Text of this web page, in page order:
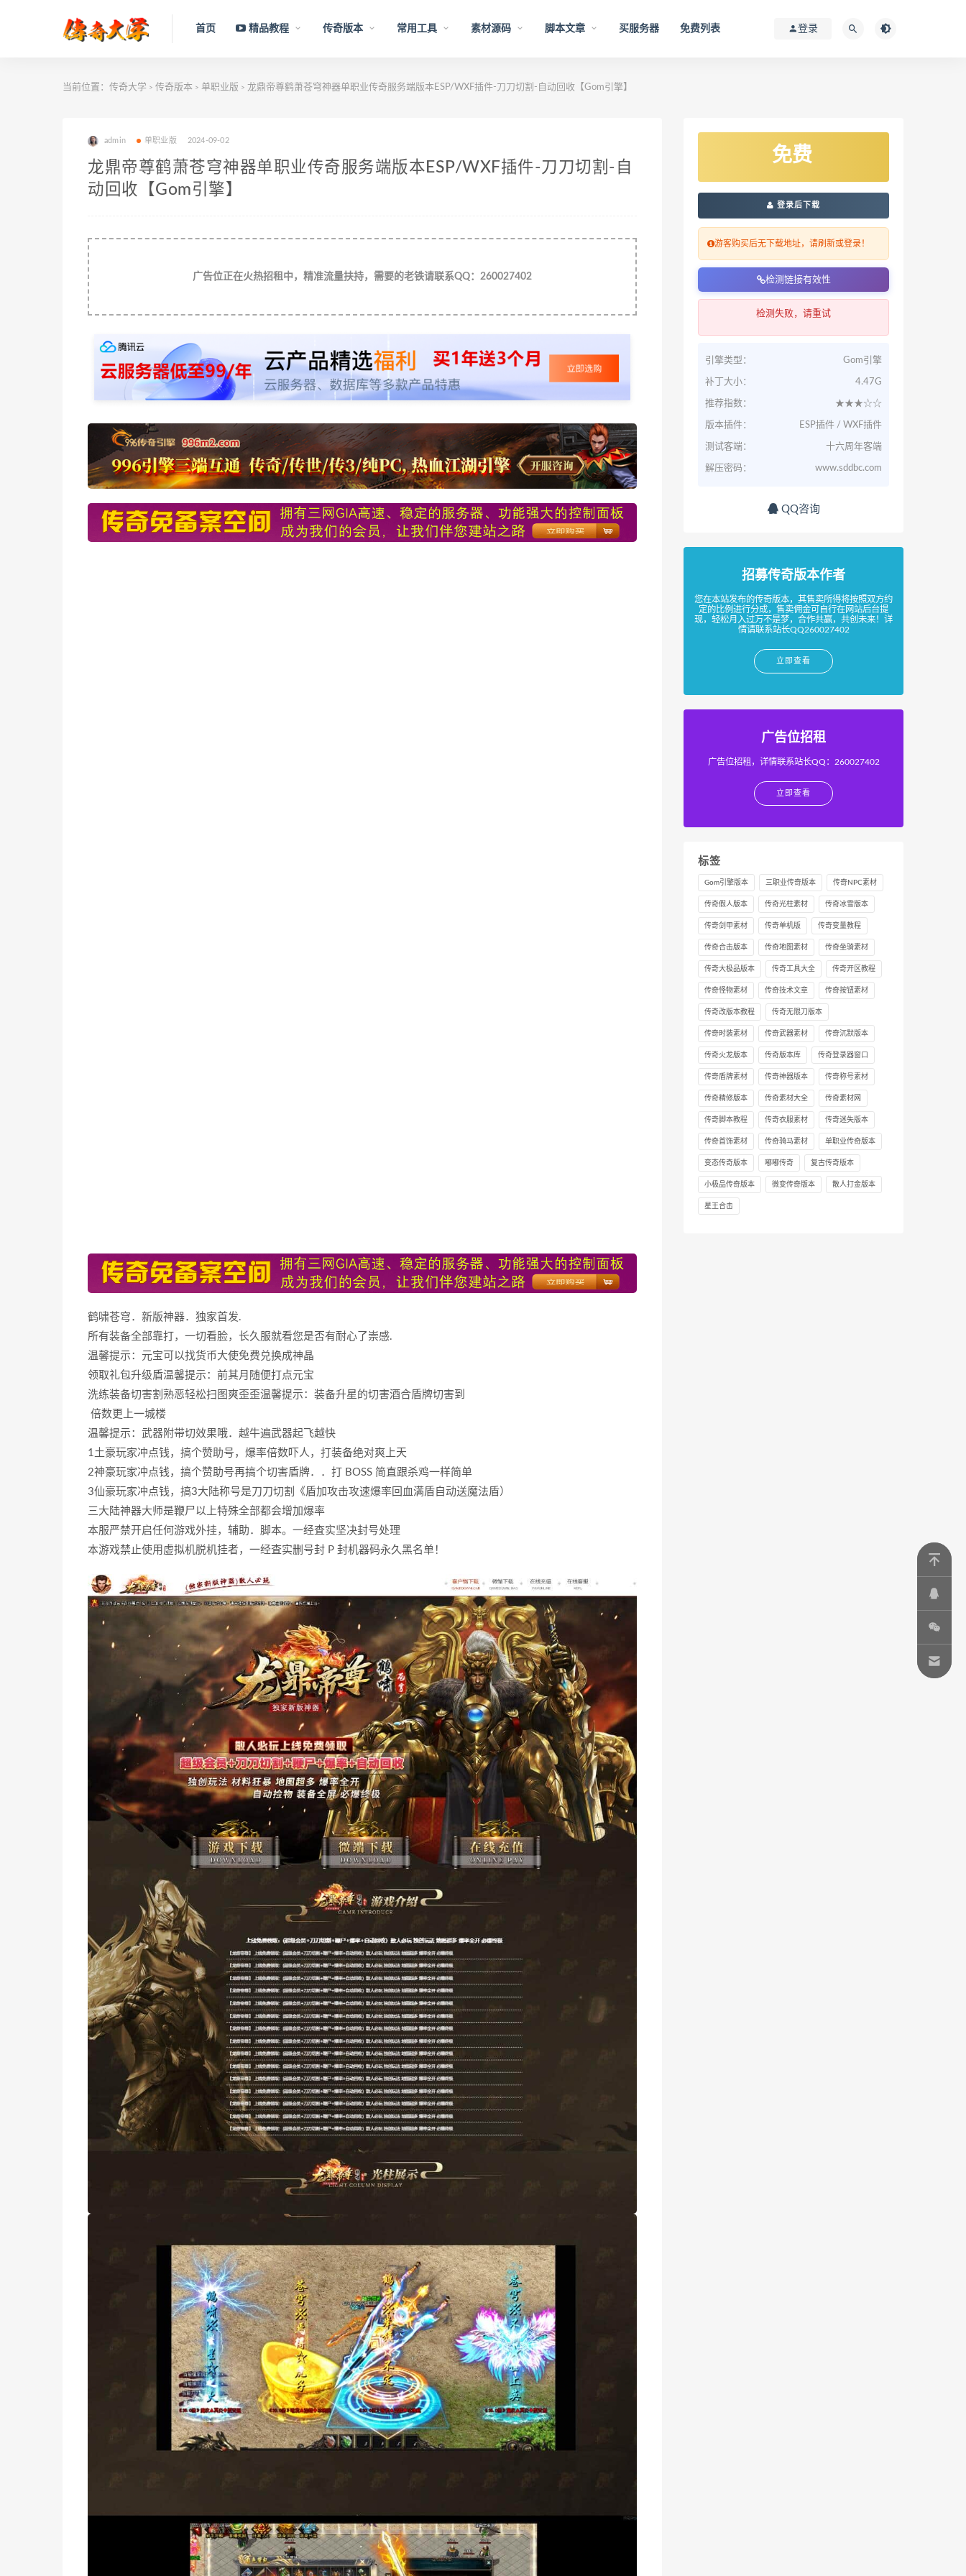
首页 精品教程 传奇版本 常用工具 素材源码 脚本文章 买服务器 免费列表 登录
当前位置： 传奇大学 > 传奇版本 > 单职业版 > 龙鼎帝尊鹤萧苍穹神器单职业传奇服务端版本ESP/WXF插件-刀刀切割-自动回收【Gom引擎】
admin 单职业版 2024-09-02
龙鼎帝尊鹤萧苍穹神器单职业传奇服务端版本ESP/WXF插件-刀刀切割-自
动回收【Gom引擎】
广告位正在火热招租中，精准流量扶持，需要的老铁请联系QQ：260027402
鹤啸苍穹．新版神器．独家首发.
所有装备全部靠打，一切看脸，长久服就看您是否有耐心了崇感.
温馨提示：元宝可以找货币大使免费兑换成神晶
领取礼包升级盾温馨提示：前其月随便打点元宝
洗练装备切害割熟恶轻松扫图爽歪歪温馨提示：装备升星的切害酒合盾牌切害到
倍数更上一城楼
温馨提示：武器附带切效果哦．越牛遍武器起飞越快
1土豪玩家冲点钱，搞个赞助号，爆率倍数吓人，打装备绝对爽上天
2神豪玩家冲点钱，搞个赞助号再搞个切害盾牌．．打 BOSS 简直跟杀鸡一样简单
3仙豪玩家冲点钱，搞3大陆称号是刀刀切割《盾加攻击攻速爆率回血满盾自动送魔法盾）
三大陆神器大师是鞭尸以上特殊全部都会增加爆率
本服严禁开启任何游戏外挂，辅助．脚本。一经査实坚决封号处理
本游戏禁止使用虚拟机脱机挂者，一经査实删号封 P 封机器码永久黑名单！
免费
登录后下载
游客购买后无下载地址，请刷新或登录！
检测链接有效性
检测失败，请重试
引擎类型： Gom引擎
补丁大小： 4.47G
推荐指数： ★★★☆☆
版本插件： ESP插件 / WXF插件
测试客端： 十六周年客端
解压密码： www.sddbc.com
QQ咨询
招募传奇版本作者
您在本站发布的传奇版本，其售卖所得将按照双方约
定的比例进行分成，售卖佣金可自行在网站后台提
现，轻松月入过万不是梦，合作共赢，共创未来！详
情请联系站长QQ260027402
立即查看
广告位招租
广告位招租，详情联系站长QQ：260027402
立即查看
标签
Gom引擎版本 三职业传奇版本 传奇NPC素材
传奇假人版本 传奇光柱素材 传奇冰雪版本
传奇剑甲素材 传奇单机版 传奇变量教程
传奇合击版本 传奇地图素材 传奇坐骑素材
传奇大极品版本 传奇工具大全 传奇开区教程
传奇怪物素材 传奇技术文章 传奇按钮素材
传奇改版本教程 传奇无限刀版本
传奇时装素材 传奇武器素材 传奇沉默版本
传奇火龙版本 传奇版本库 传奇登录器窗口
传奇盾牌素材 传奇神器版本 传奇称号素材
传奇精修版本 传奇素材大全 传奇素材网
传奇脚本教程 传奇衣服素材 传奇迷失版本
传奇首饰素材 传奇骑马素材 单职业传奇版本
变态传奇版本 嘟嘟传奇 复古传奇版本
小极品传奇版本 微变传奇版本 散人打金版本
星王合击